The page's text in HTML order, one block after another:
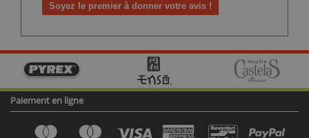
Soyez le premier à donner votre avis !
Paiement en ligne